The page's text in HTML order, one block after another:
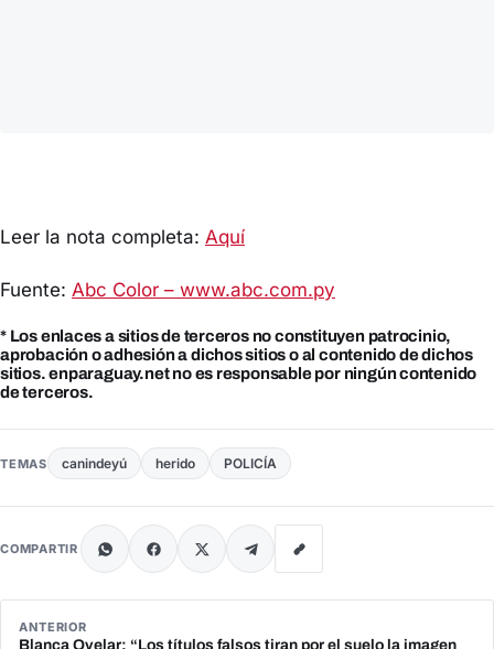
Leer la nota completa: Aquí
Fuente: Abc Color – www.abc.com.py
* Los enlaces a sitios de terceros no constituyen patrocinio,
aprobación o adhesión a dichos sitios o al contenido de dichos
sitios. enparaguay.net no es responsable por ningún contenido
de terceros.
TEMAS canindeyú herido POLICÍA
COMPARTIR
ANTERIOR
Blanca Ovelar: “Los títulos falsos tiran por el suelo la imagen